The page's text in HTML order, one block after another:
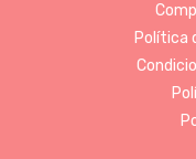
Política